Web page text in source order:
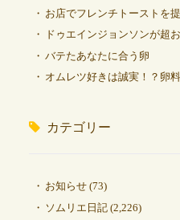
お店でフレンチトーストを
ドゥエインジョンソンが超
バテたあなたに合う卵
オムレツ好きは誠実！？卵
カテゴリー
お知らせ(73)
ソムリエ日記(2,226)